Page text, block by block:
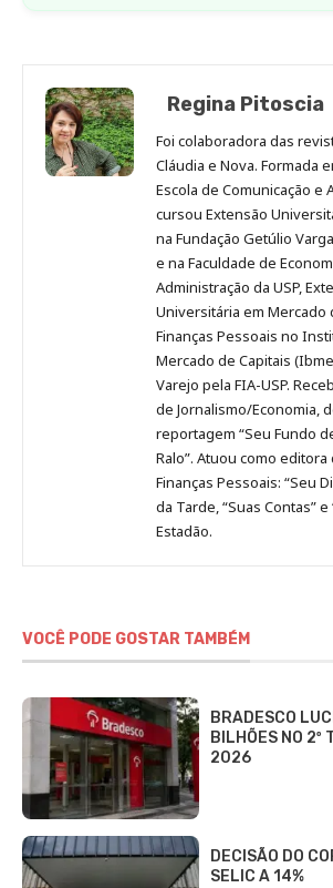
Regina Pitoscia
Foi colaboradora das
Cláudia e Nova. Formada
Escola de Comunicação e
cursou Extensão
na Fundação Getúlio
e na Faculdade de
Administração da USP,
Universitária em Mercado
Finanças Pessoais no
Mercado de Capitais
Varejo pela FIA-USP.
de Jornalismo/Economia,
reportagem “Seu Fundo
Ralo”. Atuou como
Finanças Pessoais: “Seu
da Tarde, “Suas Contas” e
Estadão.
VOCÊ PODE GOSTAR TAMBÉM
BRADESCO
BILHÕES NO 2º
2026
DECISÃO DO
SELIC A 14%